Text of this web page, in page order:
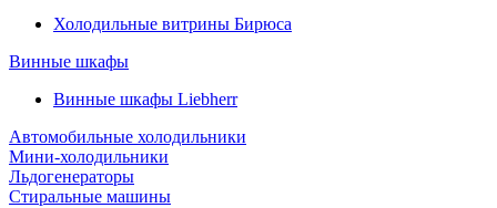
Холодильные витрины Бирюса
Винные шкафы
Винные шкафы Liebherr
Автомобильные холодильники
Мини-холодильники
Льдогенераторы
Стиральные машины